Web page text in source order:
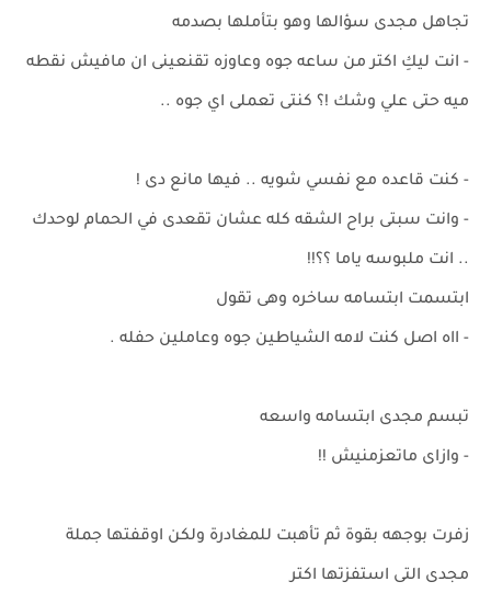
تجاهل مجدى سؤالها وهو بتأملها بصدمه
- انت ليكِ اكتر من ساعه جوه وعاوزه تقنعينى ان مافيش نقطه
ميه حتى علي وشك !؟ كنتى تعملى اي جوه ..
- كنت قاعده مع نفسي شويه .. فيها مانع دى !
- وانت سبتى براح الشقه كله عشان تقعدى في الحمام لوحدك
.. انت ملبوسه ياما ؟؟!!
ابتسمت ابتسامه ساخره وهى تقول
- ااه اصل كنت لامه الشياطين جوه وعاملين حفله .
تبسم مجدى ابتسامه واسعه
- وازاى ماتعزمنيش !!
زفرت بوجهه بقوة ثم تأهبت للمغادرة ولكن اوقفتها جملة
مجدى التى استفزتها اكتر